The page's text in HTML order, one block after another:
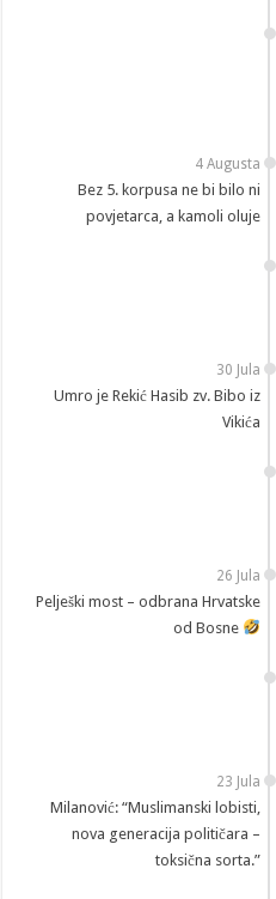
4 Augusta
Bez 5. korpusa ne bi bilo ni
povjetarca, a kamoli oluje
30 Jula
Umro je Rekić Hasib zv. Bibo iz
Vikića
26 Jula
Pelješki most – odbrana Hrvatske
od Bosne
23 Jula
Milanović: “Muslimanski lobisti,
nova generacija političara –
toksična sorta.”